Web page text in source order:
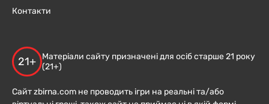
Контакти
21+
Матеріали сайту призначені для осіб старше 21 року
(21+)
Сайт zbirna.com не проводить ігри на реальні та/або